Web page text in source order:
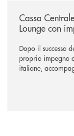
Cassa
Lounge con
Dopo il successo
proprio impegno
italiane,